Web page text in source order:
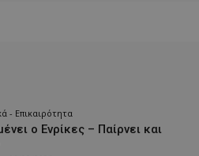
- Επικαιρότητα
ο Ενρίκες – Παίρνει και